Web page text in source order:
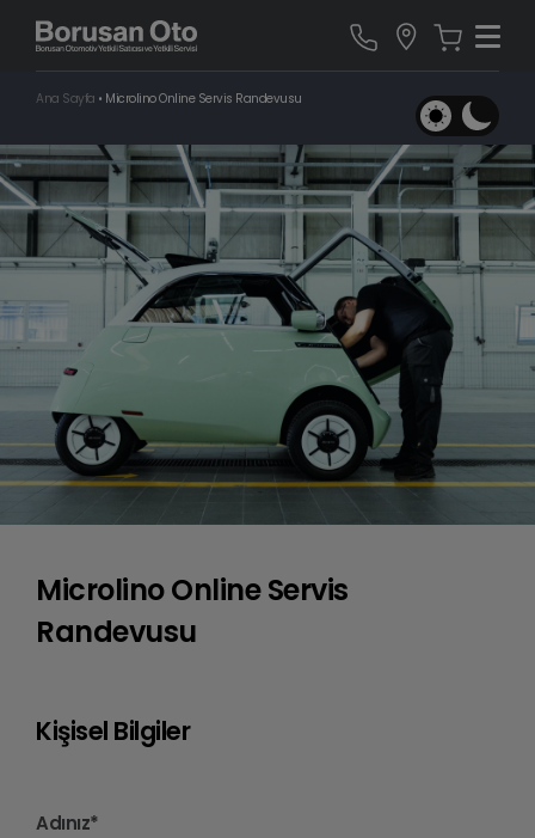
Ana Sayfa • Microlino Online Servis Randevusu
Microlino Online Servis
Randevusu
Kişisel Bilgiler
Adınız*